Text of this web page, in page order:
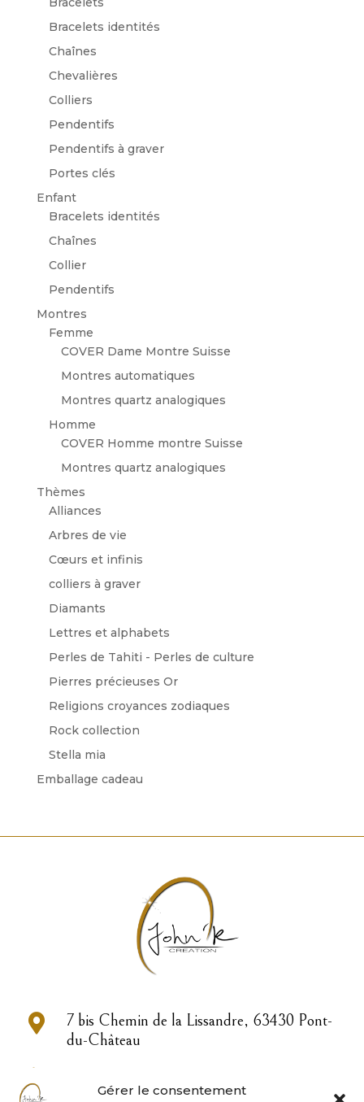
Gérer le consentement
Bracelets identités
Chaînes
Chevalières
Colliers
Pendentifs
Pendentifs à graver
Portes clés
Enfant
Bracelets identités
Chaînes
Collier
Pendentifs
Montres
Femme
COVER Dame Montre Suisse
Montres automatiques
Montres quartz analogiques
Homme
COVER Homme montre Suisse
Montres quartz analogiques
Thèmes
Alliances
Arbres de vie
Cœurs et infinis
colliers à graver
Diamants
Lettres et alphabets
Perles de Tahiti - Perles de culture
Pierres précieuses Or
Religions croyances zodiaques
Rock collection
Stella mia
Emballage cadeau

7 bis Chemin de la Lissandre, 63430 Pont-
du-Château
